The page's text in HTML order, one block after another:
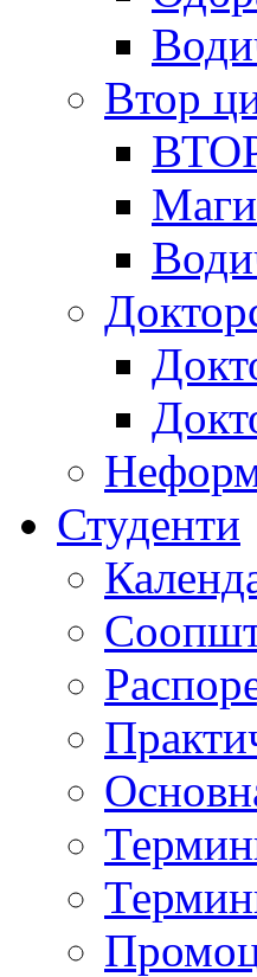
Втор
Студенти